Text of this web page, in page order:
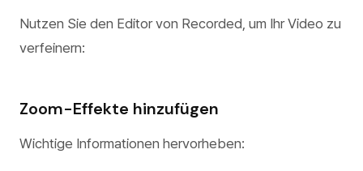
Nutzen Sie den Editor von Recorded, um Ihr Video zu
verfeinern:
Zoom-Effekte hinzufügen
Wichtige Informationen hervorheben: